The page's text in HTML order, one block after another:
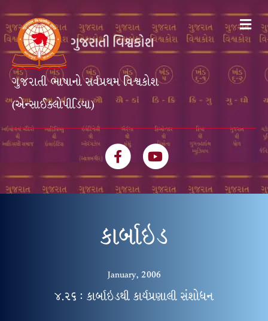
ગુજરાતી ભાષાનો સર્વપ્રથમ વિશ્વકોશ
(એન્સાઈક્લોપીડિયા)
FacebookYoutube
કાર્બાઇડ
January, 2006
૪.૨૬ : કાર્બાઇડથી કાર્યપ્રણાલી સંશોધન